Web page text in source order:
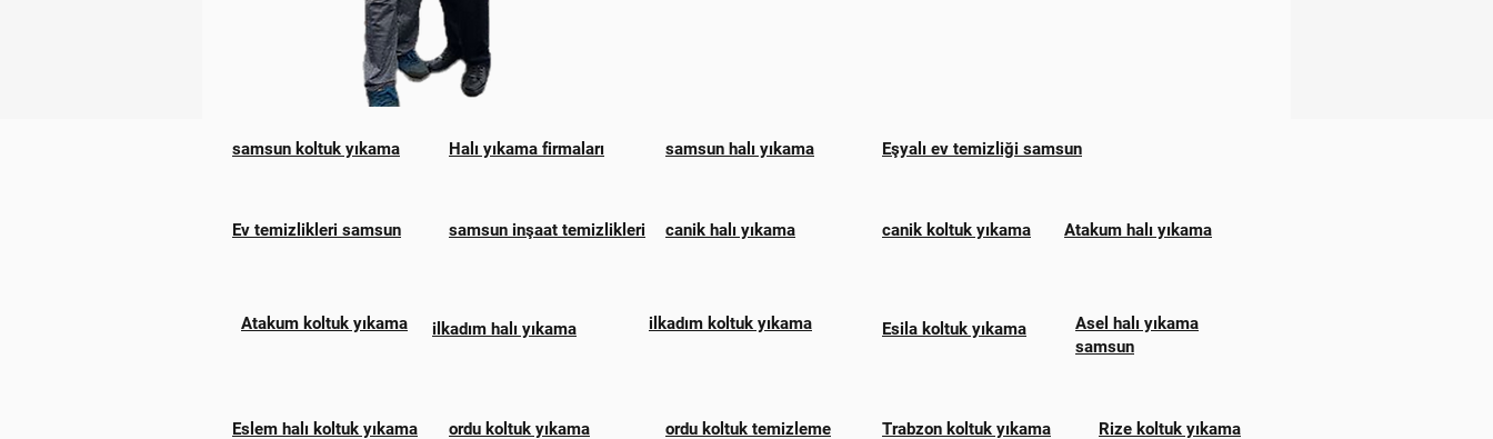
samsun koltuk yıkama Halı yıkama firmaları samsun halı yıkama Eşyalı ev temizliği samsun
Ev temizlikleri samsun samsun inşaat temizlikleri canik halı yıkama canik koltuk yıkama Atakum halı yıkama
Atakum koltuk yıkama ilkadım halı yıkama ilkadım koltuk yıkama Esila koltuk yıkama
Asel halı yıkama
samsun
Eslem halı koltuk yıkama
ordu koltuk yıkama ordu koltuk temizleme Trabzon koltuk yıkama Rize koltuk yıkama